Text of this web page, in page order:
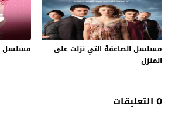
مسلسل الصاعقة التي نزلت على
المنزل
مسلسل
0 التعليقات